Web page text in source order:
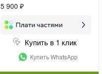
5 900 ₽
Купить в 1 клик
Купить WhatsApp